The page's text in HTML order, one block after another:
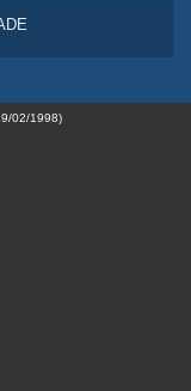
02/1998)